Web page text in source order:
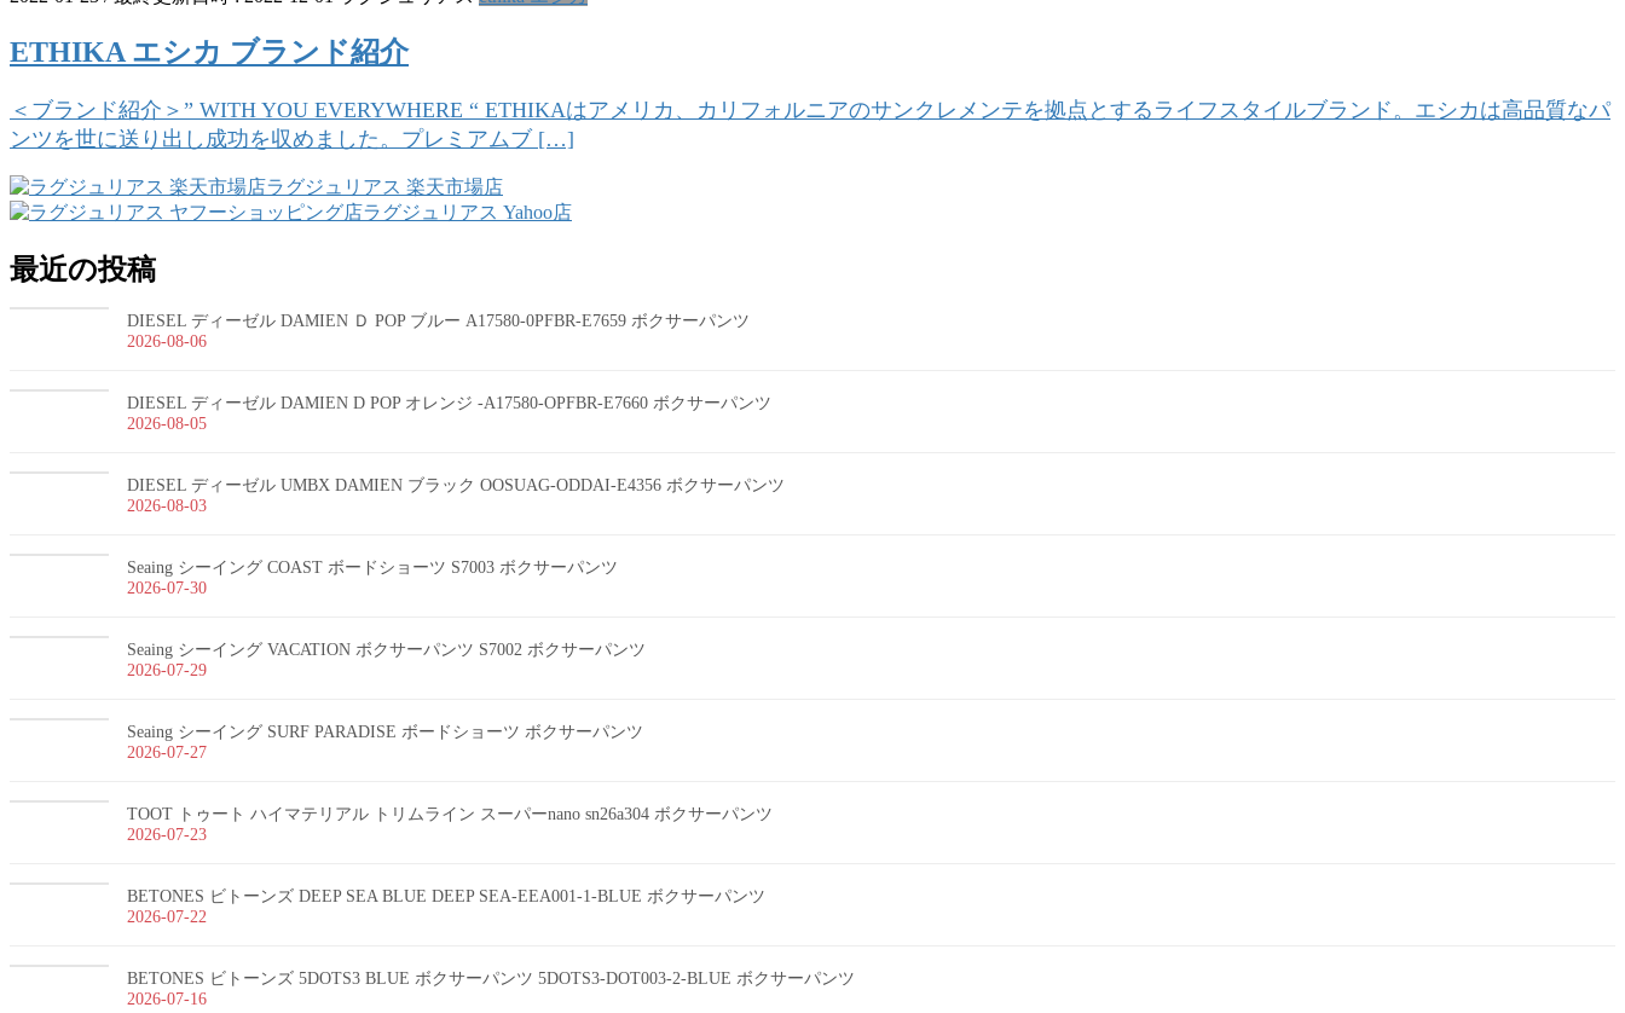
ETHIKA エシカ ブランド紹介
＜ブランド紹介＞” WITH YOU EVERYWHERE “ ETHIKAはアメリカ、カリフォルニアのサンクレメンテを拠点とするライフスタイルブランド。エシカは高品質なパ
ンツを世に送り出し成功を収めました。プレミアムブ […]
ラグジュリアス 楽天市場店
ラグジュリアス Yahoo店
最近の投稿
DIESEL ディーゼル DAMIEN Ｄ POP ブルー A17580-0PFBR-E7659 ボクサーパンツ
2026-08-06
DIESEL ディーゼル DAMIEN D POP オレンジ -A17580-OPFBR-E7660 ボクサーパンツ
2026-08-05
DIESEL ディーゼル UMBX DAMIEN ブラック OOSUAG-ODDAI-E4356 ボクサーパンツ
2026-08-03
Seaing シーイング COAST ボードショーツ S7003 ボクサーパンツ
2026-07-30
Seaing シーイング VACATION ボクサーパンツ S7002 ボクサーパンツ
2026-07-29
Seaing シーイング SURF PARADISE ボードショーツ ボクサーパンツ
2026-07-27
TOOT トゥート ハイマテリアル トリムライン スーパーnano sn26a304 ボクサーパンツ
2026-07-23
BETONES ビトーンズ DEEP SEA BLUE DEEP SEA-EEA001-1-BLUE ボクサーパンツ
2026-07-22
BETONES ビトーンズ 5DOTS3 BLUE ボクサーパンツ 5DOTS3-DOT003-2-BLUE ボクサーパンツ
2026-07-16